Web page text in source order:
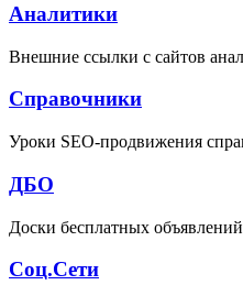
Аналитики
Внешние ссылки с сайтов
Справочники
Уроки SEO-продвижения
ДБО
Доски бесплатных объявлений
Соц.Сети